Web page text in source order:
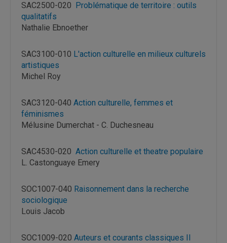
SAC2500-020 Problématique de territoire : outils
qualitatifs
Nathalie Ebnoether
SAC3100-010 L'action culturelle en milieux culturels
artistiques
Michel Roy
SAC3120-040 Action culturelle, femmes et
féminismes
Mélusine Dumerchat - C. Duchesneau
SAC4530-020 Action culturelle et theatre populaire
L. Castonguaye Emery
SOC1007-040 Raisonnement dans la recherche
sociologique
Louis Jacob
SOC1009-020 Auteurs et courants classiques II